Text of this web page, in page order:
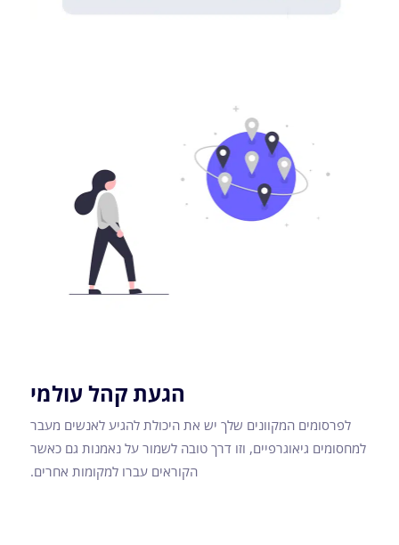
הגעת קהל עולמי
לפרסומים המקוונים שלך יש את היכולת להגיע לאנשים מעבר
למחסומים גיאוגרפיים, וזו דרך טובה לשמור על נאמנות גם כאשר
הקוראים עברו למקומות אחרים.